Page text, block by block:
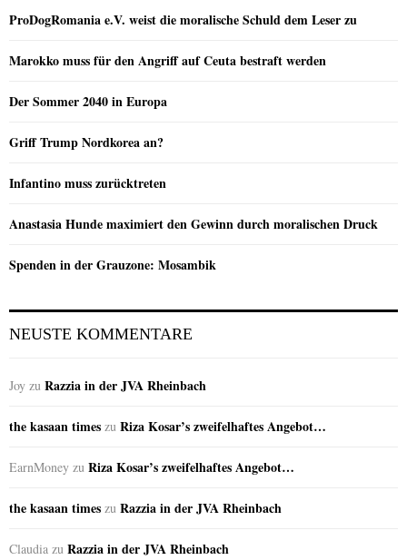
ProDogRomania e.V. weist die moralische Schuld dem Leser zu
Marokko muss für den Angriff auf Ceuta bestraft werden
Der Sommer 2040 in Europa
Griff Trump Nordkorea an?
Infantino muss zurücktreten
Anastasia Hunde maximiert den Gewinn durch moralischen Druck
Spenden in der Grauzone: Mosambik
NEUSTE KOMMENTARE
Joy zu Razzia in der JVA Rheinbach
the kasaan times zu Riza Kosar’s zweifelhaftes Angebot…
EarnMoney zu Riza Kosar’s zweifelhaftes Angebot…
the kasaan times zu Razzia in der JVA Rheinbach
Claudia zu Razzia in der JVA Rheinbach